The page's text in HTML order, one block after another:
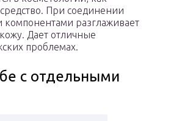
При соединении
разглаживает
Дает отличные
проблемах.
с отдельными